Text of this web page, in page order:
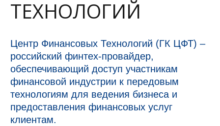
ТЕХНОЛОГИЙ
Центр Финансовых Технологий (ГК ЦФТ) –
российский финтех-провайдер,
обеспечивающий доступ участникам
финансовой индустрии к передовым
технологиям для ведения бизнеса и
предоставления финансовых услуг
клиентам.